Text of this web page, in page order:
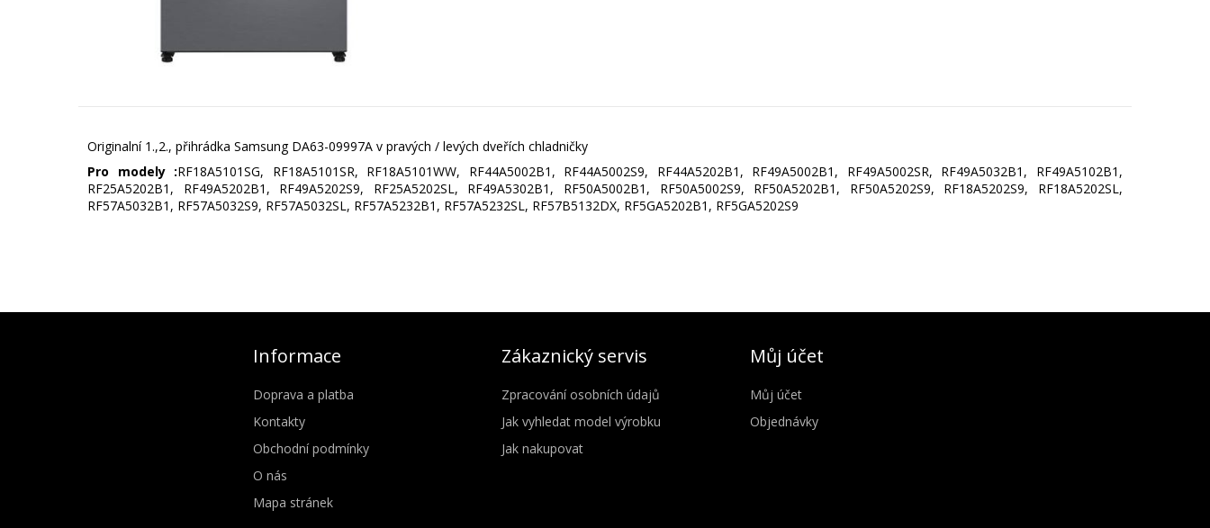
Originalní 1.,2., přihrádka Samsung DA63-09997A v pravých / levých dveřích chladničky
Pro modely :RF18A5101SG, RF18A5101SR, RF18A5101WW, RF44A5002B1, RF44A5002S9, RF44A5202B1, RF49A5002B1, RF49A5002SR, RF49A5032B1, RF49A5102B1,
RF25A5202B1, RF49A5202B1, RF49A5202S9, RF25A5202SL, RF49A5302B1, RF50A5002B1, RF50A5002S9, RF50A5202B1, RF50A5202S9, RF18A5202S9, RF18A5202SL,
RF57A5032B1, RF57A5032S9, RF57A5032SL, RF57A5232B1, RF57A5232SL, RF57B5132DX, RF5GA5202B1, RF5GA5202S9
Informace
Doprava a platba
Kontakty
Obchodní podmínky
O nás
Mapa stránek
Zákaznický servis
Zpracování osobních údajů
Jak vyhledat model výrobku
Jak nakupovat
Můj účet
Můj účet
Objednávky